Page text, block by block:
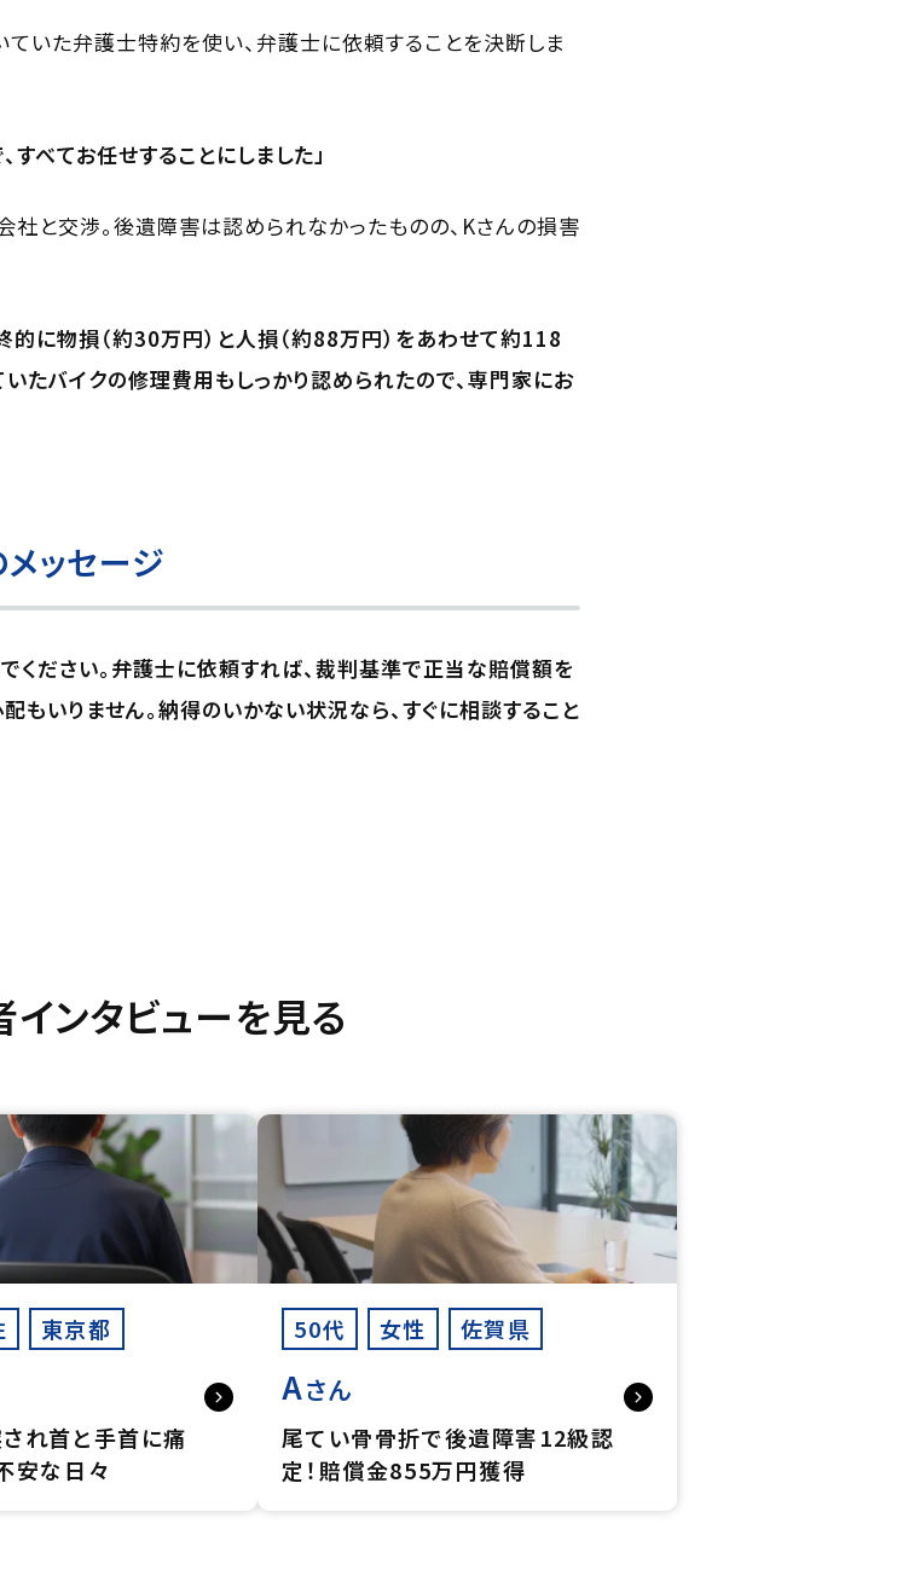
いた弁護士特約を使い、弁護士に依頼することを決断しま
すべてお任せすることにしました」
と交渉。後遺障害は認められなかったものの、Kさんの損害
的に物損（約30万円）と人損（約88万円）をあわせて約118
たバイクの修理費用もしっかり認められたので、専門家にお
ッセージ
ください。弁護士に依頼すれば、裁判基準で正当な賠償額を
いりません。納得のいかない状況なら、すぐに相談すること
ンタビューを見る
東京都
れ首と手首に痛
安な日々
50代 女性 佐賀県
Aさん
尾てい骨骨折で後遺障害12級認
定！賠償金855万円獲得